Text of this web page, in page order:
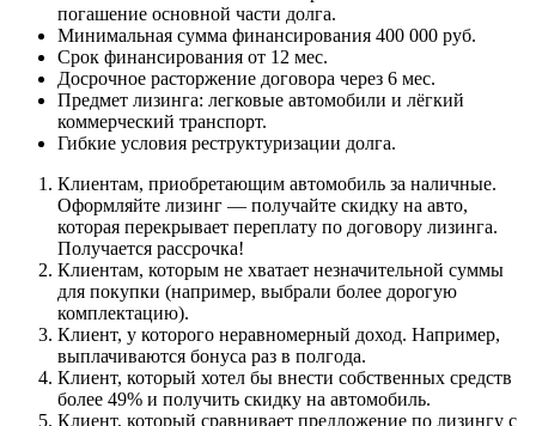
погашение основной части долга.
Минимальная сумма финансирования 400 000 руб.
Срок финансирования от 12 мес.
Досрочное расторжение договора через 6 мес.
Предмет лизинга: легковые автомобили и лёгкий
коммерческий транспорт.
Гибкие условия реструктуризации долга.
Клиентам, приобретающим автомобиль за наличные.
Оформляйте лизинг — получайте скидку на авто,
которая перекрывает переплату по договору лизинга.
Получается рассрочка!
Клиентам, которым не хватает незначительной суммы
для покупки (например, выбрали более дорогую
комплектацию).
Клиент, у которого неравномерный доход. Например,
выплачиваются бонуса раз в полгода.
Клиент, который хотел бы внести собственных средств
более 49% и получить скидку на автомобиль.
Клиент, который сравнивает предложение по лизингу с